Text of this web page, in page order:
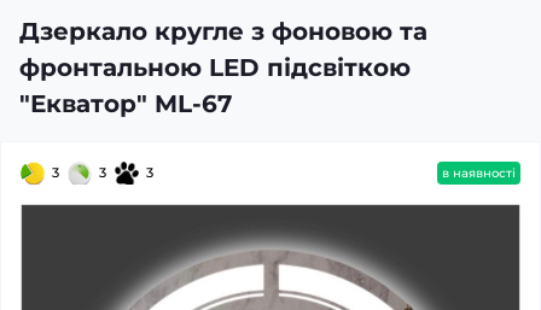
Дзеркало кругле з фоновою та
фронтальною LED підсвіткою
"Екватор" ML-67
3 3 3 в наявності